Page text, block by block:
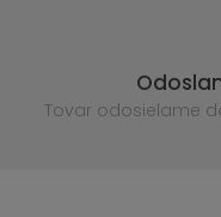
Tovar odosielame